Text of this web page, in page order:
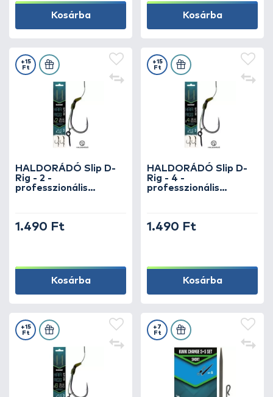
Kosárba Kosárba
HALDORÁDÓ Slip D-
Rig - 2 -
professzionális
+15
Ft
1.490 Ft
Kosárba
HALDORÁDÓ Slip D-
Rig - 4 -
professzionális
+15
Ft
1.490 Ft
Kosárba
+15
Ft
+7
Ft